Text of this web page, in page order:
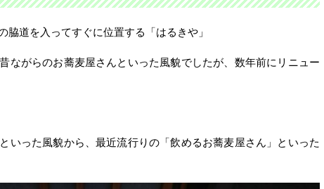
脇道を入ってすぐに位置する「はるきや」
ながらのお蕎麦屋さんといった風貌でしたが、数年前にリニュー
いった風貌から、最近流行りの「飲めるお蕎麦屋さん」といった